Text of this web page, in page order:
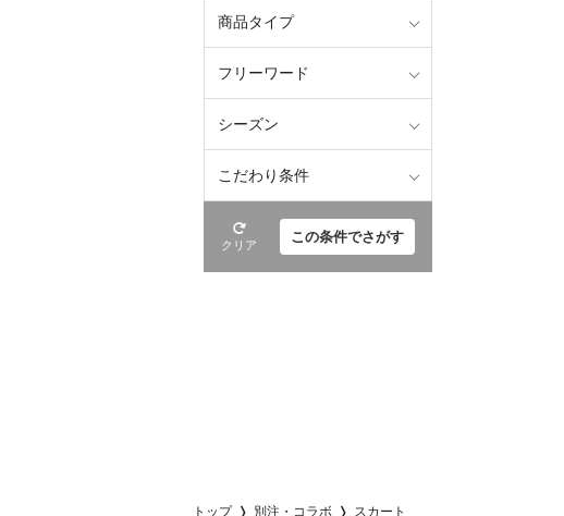
商品タイプ
フリーワード
シーズン
こだわり条件
クリア この条件でさがす
トップ 別注・コラボ スカート